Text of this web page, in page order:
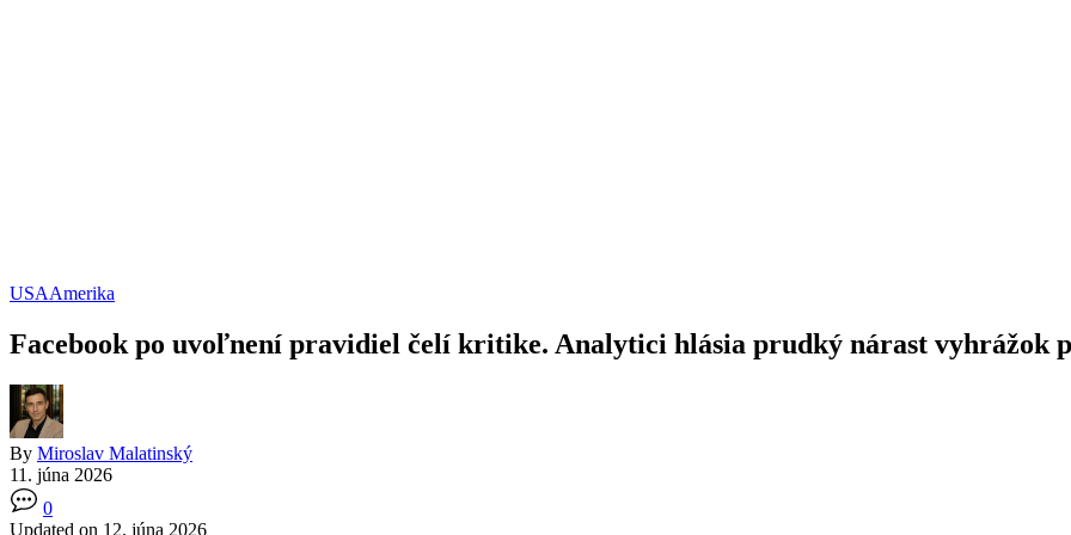
USAAmerika
Facebook po uvoľnení pravidiel čelí kritike. Analytici hlásia prudký nárast vyhrážok
By Miroslav Malatinský
11. júna 2026
0
Updated on 12. júna 2026